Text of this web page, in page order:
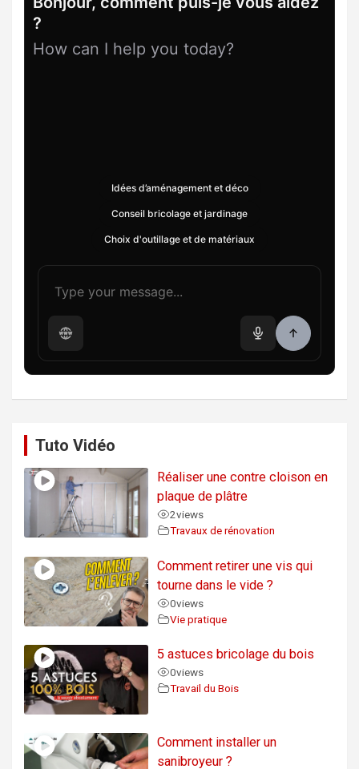
?
How can I help you today?
Idées d’aménagement et déco
Conseil bricolage et jardinage
Choix d'outillage et de matériaux
Tuto Vidéo
Réaliser une contre cloison en
plaque de plâtre
2views
Travaux de rénovation
Comment retirer une vis qui
tourne dans le vide ?
0views
Vie pratique
5 astuces bricolage du bois
0views
Travail du Bois
Comment installer un
sanibroyeur ?